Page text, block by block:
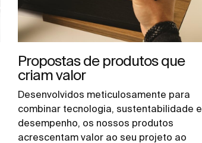
Propostas de produtos que
criam valor
Desenvolvidos meticulosamente para
combinar tecnologia, sustentabilidade e
desempenho, os nossos produtos
acrescentam valor ao seu projeto ao